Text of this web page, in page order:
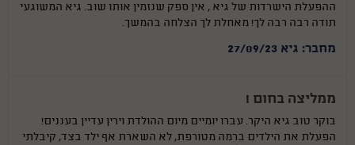
ההפעלת הישרדות של גיא , אין ספק שנזמין אותו שוב. גיא המשוגעי
תודה רבה רבה לך! מאחלת לך הצלחה בהמשך.
מחבר: גיא 27/09/23
ממליצה בחום !
בוקר טוב גיא היקר. עברו יומיים מיום ההולדת וירין עדיין בעננים!
הפעלת את הילדים ברמה מטורפת, לא השארת אף ילד בצד, קיבלתי